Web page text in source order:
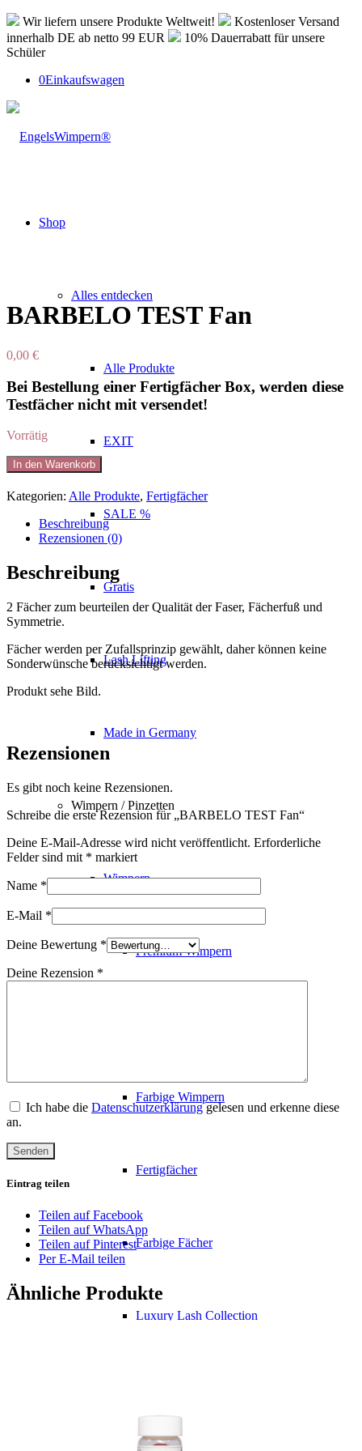
Wir liefern unsere Produkte Weltweit!
Kostenloser Versand
innerhalb DE ab netto 99 EUR
10% Dauerrabatt für unsere
Schüler
0Einkaufswagen
Shop
Alles entdecken
Alle Produkte
EXIT
SALE %
Gratis
Lash Lifting
Made in Germany
Wimpern / Pinzetten
Wimpern
Premium Wimpern
Farbige Wimpern
Fertigfächer
Farbige Fächer
Luxury Lash Collection
BARBELO TEST Fan
0,00 €
Bei Bestellung einer Fertigfächer Box, werden diese
Testfächer nicht mit versendet!
Vorrätig
BARBELO
TEST
Fan
Menge
In den Warenkorb
Kategorien: Alle Produkte, Fertigfächer
Beschreibung
Rezensionen (0)
Beschreibung
2 Fächer zum beurteilen der Qualität der Faser, Fächerfuß und
Symmetrie.
Fächer werden per Zufallsprinzip gewählt, daher können keine
Sonderwünsche berücksichtigt werden.
Produkt sehe Bild.
Rezensionen
Es gibt noch keine Rezensionen.
Schreibe die erste Rezension für „BARBELO TEST Fan“
Deine E-Mail-Adresse wird nicht veröffentlicht. Erforderliche
Felder sind mit * markiert
Name *
E-Mail *
Deine Bewertung *
Deine Rezension *
Ich habe die Datenschutzerklärunggelesen und erkenne diese
an.
Eintrag teilen
Teilen auf Facebook
Teilen auf WhatsApp
Teilen auf Pinterest
Per E-Mail teilen
Ähnliche Produkte